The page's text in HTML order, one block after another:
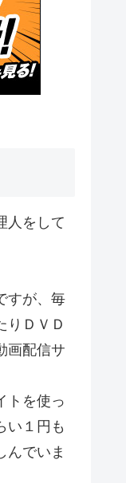
人をして
すが、毎
りＤＶＤ
画配信サ
トを使っ
い１円も
んでいま